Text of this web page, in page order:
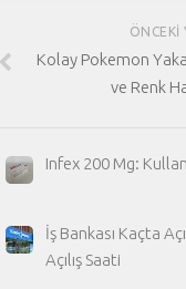
ÖNCEKI
Kolay Pokemon
ve Renk
Infex 200 Mg:
İş Bankası Kaçta
Açılış Saati